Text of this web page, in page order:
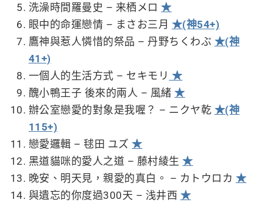
洗澡時間羅曼史 – 来栖メロ★
眼中的命運戀情 – まさお三月 ★(神54+)
鷹神與惹人憐惜的祭品 – 丹野ちくわぶ ★(神
41+)
一個人的生活方式 – セキモリ ★
醜小鴨王子 後來的兩人 – 風緒★
辦公室戀愛的對象是我喔？ – ニクヤ乾 ★(神
115+)
戀愛邏輯 – 毬田 ユズ★
黑道貓咪的愛人之道 – 藤村綾生★
晚安、明天見，親愛的真白。 – カトウロカ ★
與遺忘的你度過300天 – 浅井西 ★